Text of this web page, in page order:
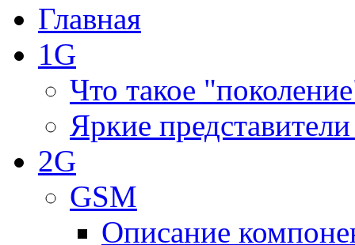
Главная
1G
Что такое
Яркие
2G
GSM
Описание